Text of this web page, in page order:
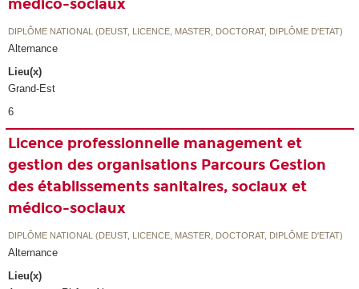
médico-sociaux
DIPLÔME NATIONAL (DEUST, LICENCE, MASTER, DOCTORAT, DIPLÔME D'ETAT)
Alternance
Lieu(x)
Grand-Est
6
Licence professionnelle management et
gestion des organisations Parcours Gestion
des établissements sanitaires, sociaux et
médico-sociaux
DIPLÔME NATIONAL (DEUST, LICENCE, MASTER, DOCTORAT, DIPLÔME D'ETAT)
Alternance
Lieu(x)